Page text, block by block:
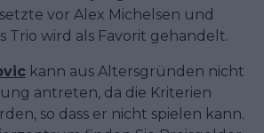
vor Alex Michelsen und
Trio wird als Favorit gehandelt.
kann aus Altersgründen nicht
antreten, da die Kriterien
so dass er nicht spielen kann.